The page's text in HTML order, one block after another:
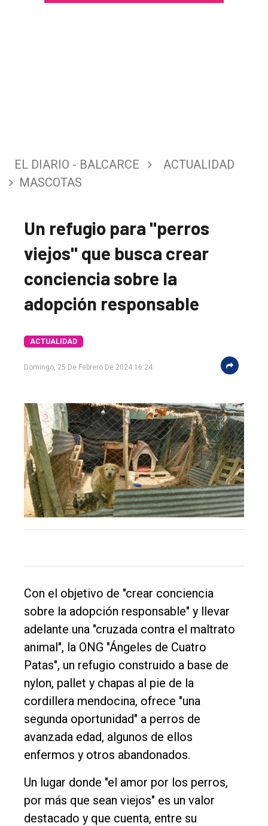
El
único
Inicio
Tendencia
Int.
General
Política
Cultura
Entrevistas
Deportes
Fúnebres
EL DIARIO - BALCARCE
ACTUALIDAD
MASCOTAS
Un refugio para "perros
viejos" que busca crear
conciencia sobre la
adopción responsable
ACTUALIDAD
Domingo, 25 De Febrero De 2024 16:24
Con el objetivo de "crear conciencia
sobre la adopción responsable" y llevar
adelante una "cruzada contra el maltrato
animal", la ONG "Ángeles de Cuatro
Patas", un refugio construido a base de
nylon, pallet y chapas al pie de la
cordillera mendocina, ofrece "una
segunda oportunidad" a perros de
avanzada edad, algunos de ellos
enfermos y otros abandonados.
Un lugar donde "el amor por los perros,
por más que sean viejos" es un valor
destacado y que cuenta, entre su